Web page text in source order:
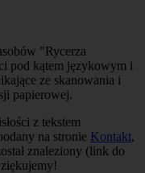
"Rycerza
pod kątem językowym i
ze skanowania i
papierowej.
z tekstem
na stronie Kontakt,
znaleziony (link do